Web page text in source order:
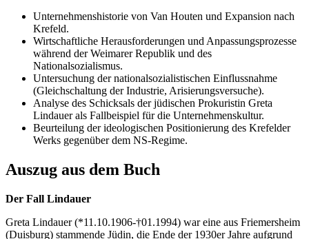
Unternehmenshistorie von Van Houten und Expansion nach
Krefeld.
Wirtschaftliche Herausforderungen und Anpassungsprozesse
während der Weimarer Republik und des
Nationalsozialismus.
Untersuchung der nationalsozialistischen Einflussnahme
(Gleichschaltung der Industrie, Arisierungsversuche).
Analyse des Schicksals der jüdischen Prokuristin Greta
Lindauer als Fallbeispiel für die Unternehmenskultur.
Beurteilung der ideologischen Positionierung des Krefelder
Werks gegenüber dem NS-Regime.
Auszug aus dem Buch
Der Fall Lindauer
Greta Lindauer (*11.10.1906-†01.1994) war eine aus Friemersheim
(Duisburg) stammende Jüdin, die Ende der 1930er Jahre aufgrund